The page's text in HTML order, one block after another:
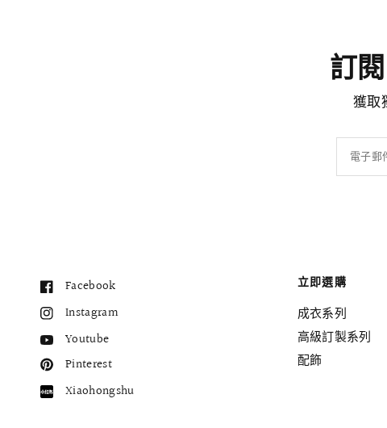
訂
獲取
電子郵
Facebook
Instagram
Youtube
Pinterest
Xiaohongshu
立即選購
成衣系列
高級訂製系列
配飾